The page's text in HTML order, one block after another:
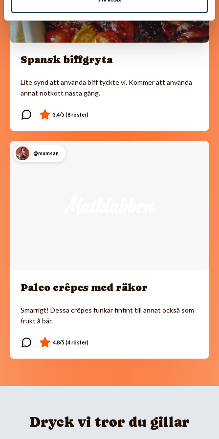
Spansk biffgryta
Lite synd att använda biff tyckte vi. Kommer att använda
annat nötkött nästa gång.
@mumsan
Paleo crêpes med räkor
Smarrigt! Dessa crêpes funkar finfint till annat också som
frukt å bär.
Dryck vi tror du gillar